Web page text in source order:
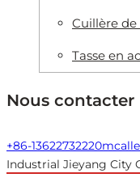
Cuillère de
Tasse en
Nous contacter
+86-13622732220
Industrial Jieyang City